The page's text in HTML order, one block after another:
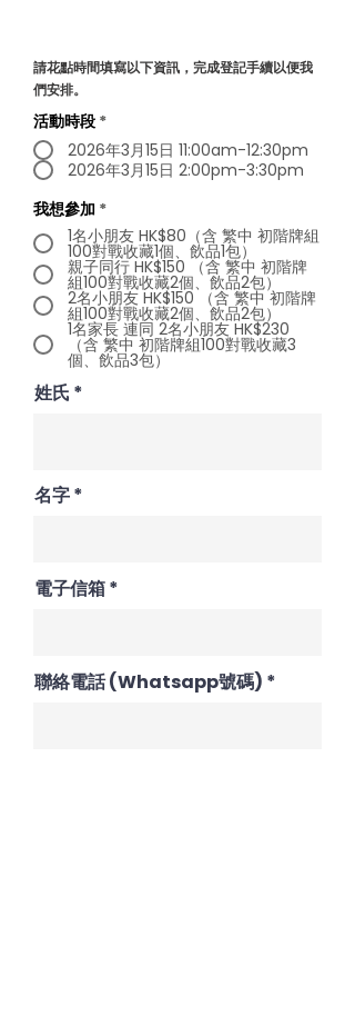
請花點時間填寫以下資訊，完成登記手續以便我
們安排。
活動時段 *
2026年3月15日 11:00am-12:30pm
2026年3月15日 2:00pm-3:30pm
我想參加 *
1名小朋友 HK$80（含 繁中 初階牌組
100對戰收藏1個、飲品1包）
親子同行 HK$150 （含 繁中 初階牌
組100對戰收藏2個、飲品2包）
2名小朋友 HK$150 （含 繁中 初階牌
組100對戰收藏2個、飲品2包）
1名家長 連同 2名小朋友 HK$230
（含 繁中 初階牌組100對戰收藏3
個、飲品3包）
姓氏
名字
電子信箱
聯絡電話 (Whatsapp號碼)